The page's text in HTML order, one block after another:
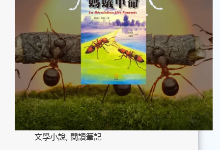
文學小說, 閱讀筆記